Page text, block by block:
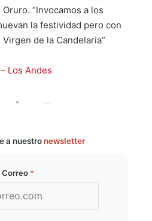
“Invocamos a los
la festividad pero con
de la Candelaria”
Los Andes
✦
a nuestro newsletter
Correo *